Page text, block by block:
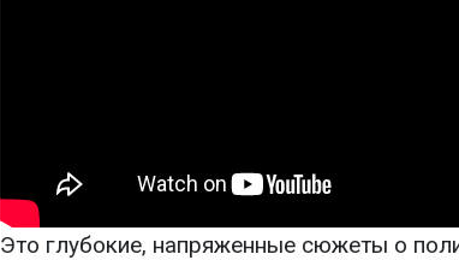
Это глубокие, напряженные сюжеты о